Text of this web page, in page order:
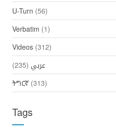
U-Turn (56)
Verbatim (1)
Videos(312)
عربي (235)
ትግርኛ(313)
Tags